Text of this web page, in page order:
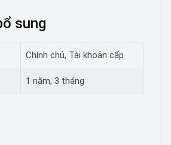
sung
Chính chủ, Tài khoản cấp
1 năm, 3 tháng